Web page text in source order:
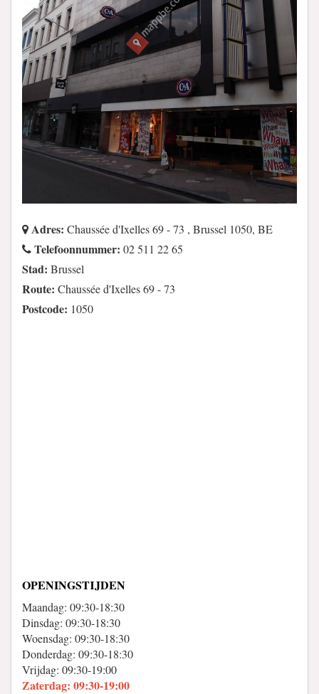
Adres: Chaussée d'Ixelles 69 - 73 , Brussel 1050, BE
Telefoonnummer: 02 511 22 65
Stad: Brussel
Route: Chaussée d'Ixelles 69 - 73
Postcode: 1050
OPENINGSTIJDEN
Maandag: 09:30-18:30
Dinsdag: 09:30-18:30
Woensdag: 09:30-18:30
Donderdag: 09:30-18:30
Vrijdag: 09:30-19:00
Zaterdag: 09:30-19:00